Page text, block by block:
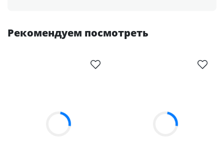
Рекомендуем посмотреть